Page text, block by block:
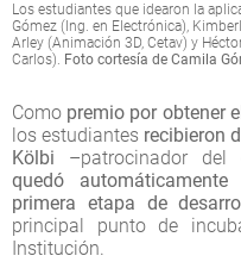
Los estudiantes que idearon la
Gómez (Ing. en Electrónica),
Arley (Animación 3D, Cetav) y
Carlos). Foto cortesía de Camila
Como premio por obtener
los estudiantes recibieron
Kölbi –patrocinador del
quedó automáticamente
primera etapa de
principal punto de
Institución.